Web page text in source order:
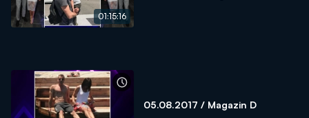
01:15:16
05.08.2017 / Magazin D